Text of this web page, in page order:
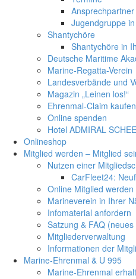
Ansprechpartner
Jugendgruppe
Shantychöre
Shantychöre in
Deutsche Maritime
Marine-Regatta-Verein
Landesverbände und
Magazin „Leinen los!“
Ehrenmal-Claim kaufen
Online spenden
Hotel ADMIRAL
Onlineshop
Mitglied werden – Mitglied
Nutzen einer
CarFleet24:
Online Mitglied werden
Marineverein in Ihrer
Infomaterial anfordern
Satzung & FAQ
Mitgliederverwaltung
Informationen der
Marine-Ehrenmal & U 995
Marine-Ehrenmal